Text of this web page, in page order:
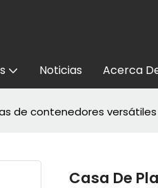
Noticias Acerca
de contenedores versátiles
Casa De